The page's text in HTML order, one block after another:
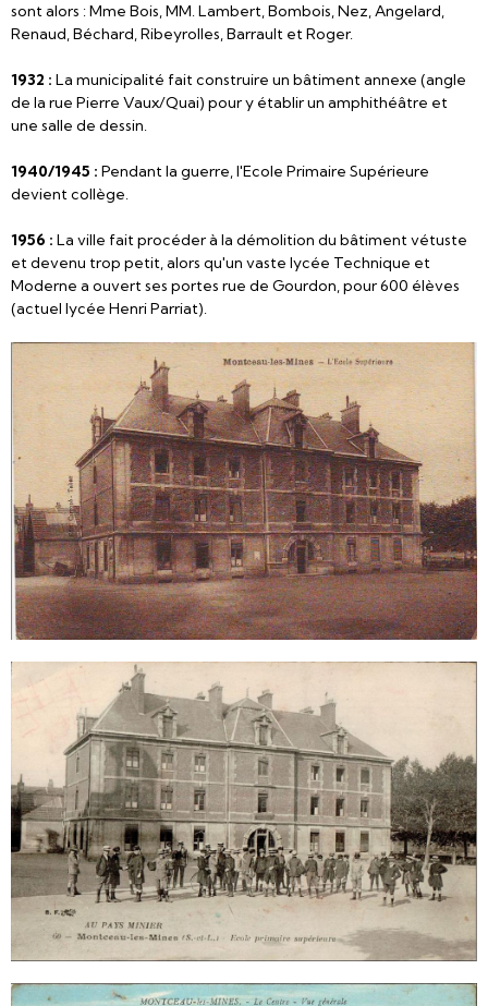
sont alors : Mme Bois, MM. Lambert, Bombois, Nez, Angelard,
Renaud, Béchard, Ribeyrolles, Barrault et Roger.
1932 : La municipalité fait construire un bâtiment annexe (angle
de la rue Pierre Vaux/Quai) pour y établir un amphithéâtre et
une salle de dessin.
1940/1945 : Pendant la guerre, l'Ecole Primaire Supérieure
devient collège.
1956 : La ville fait procéder à la démolition du bâtiment vétuste
et devenu trop petit, alors qu'un vaste lycée Technique et
Moderne a ouvert ses portes rue de Gourdon, pour 600 élèves
(actuel lycée Henri Parriat).